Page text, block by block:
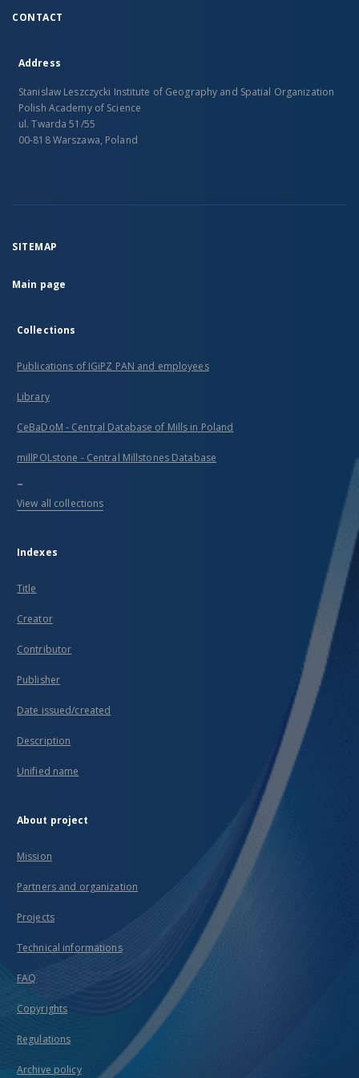
CONTACT
Address
Stanislaw Leszczycki Institute of Geography and Spatial Organization
Polish Academy of Science
ul. Twarda 51/55
00-818 Warszawa, Poland
SITEMAP
Main page
Collections
Publications of IGiPZ PAN and employees
Library
CeBaDoM - Central Database of Mills in Poland
millPOLstone - Central Millstones Database
...
View all collections
Indexes
Title
Creator
Contributor
Publisher
Date issued/created
Description
Unified name
About project
Mission
Partners and organization
Projects
Technical informations
FAQ
Copyrights
Regulations
Archive policy